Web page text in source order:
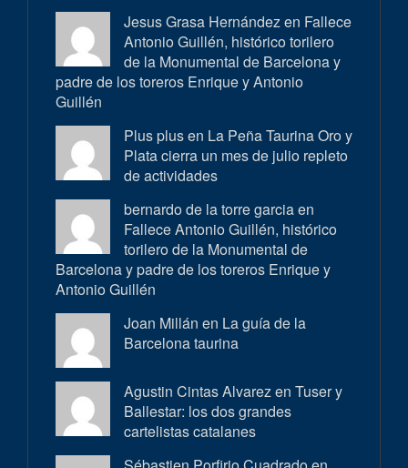
Jesus Grasa Hernández en Fallece
Antonio Guillén, histórico torilero
de la Monumental de Barcelona y
padre de los toreros Enrique y Antonio
Guillén
Plus plus en La Peña Taurina Oro y
Plata cierra un mes de julio repleto
de actividades
bernardo de la torre garcia en
Fallece Antonio Guillén, histórico
torilero de la Monumental de
Barcelona y padre de los toreros Enrique y
Antonio Guillén
Joan Millán en La guía de la
Barcelona taurina
Agustin Cintas Alvarez en Tuser y
Ballestar: los dos grandes
cartelistas catalanes